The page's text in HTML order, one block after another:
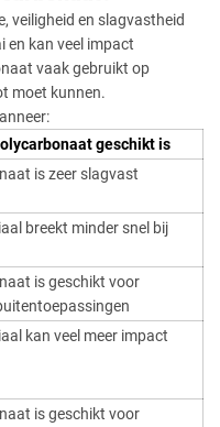
veiligheid en slagvastheid
en kan veel impact
vaak gebruikt op
moet kunnen.
geschikt is
is zeer slagvast
breekt minder snel bij
is geschikt voor
kan veel meer impact
is geschikt voor